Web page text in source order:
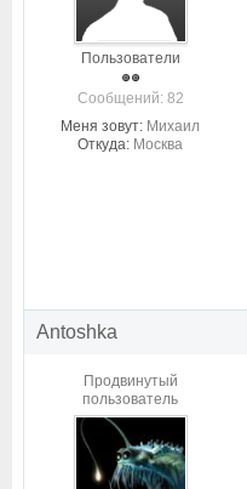
Пользователи
Cообщений: 82
Меня зовут: Михаил
Откуда: Москва
Antoshka
Продвинутый
пользователь